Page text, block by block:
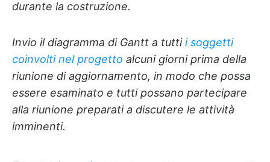
durante la costruzione.
Invio il diagramma di Gantt a tuttii soggetti
coinvolti nel progetto alcuni giorni prima della
riunione di aggiornamento, in modo che possa
essere esaminato e tutti possano partecipare
alla riunione preparati a discutere le attività
imminenti.